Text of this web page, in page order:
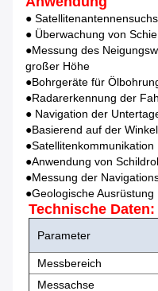
●
● Überwachung von
●Messung des
großer Höhe
●Bohrgeräte für
●Radarerkennung der
● Navigation der
●Basierend auf der
●Satellitenkommunikation
●Anwendung von
●Messung der
●Geologische Ausrüstung
Technische Daten:
Parameter
Messbereich
Messachse